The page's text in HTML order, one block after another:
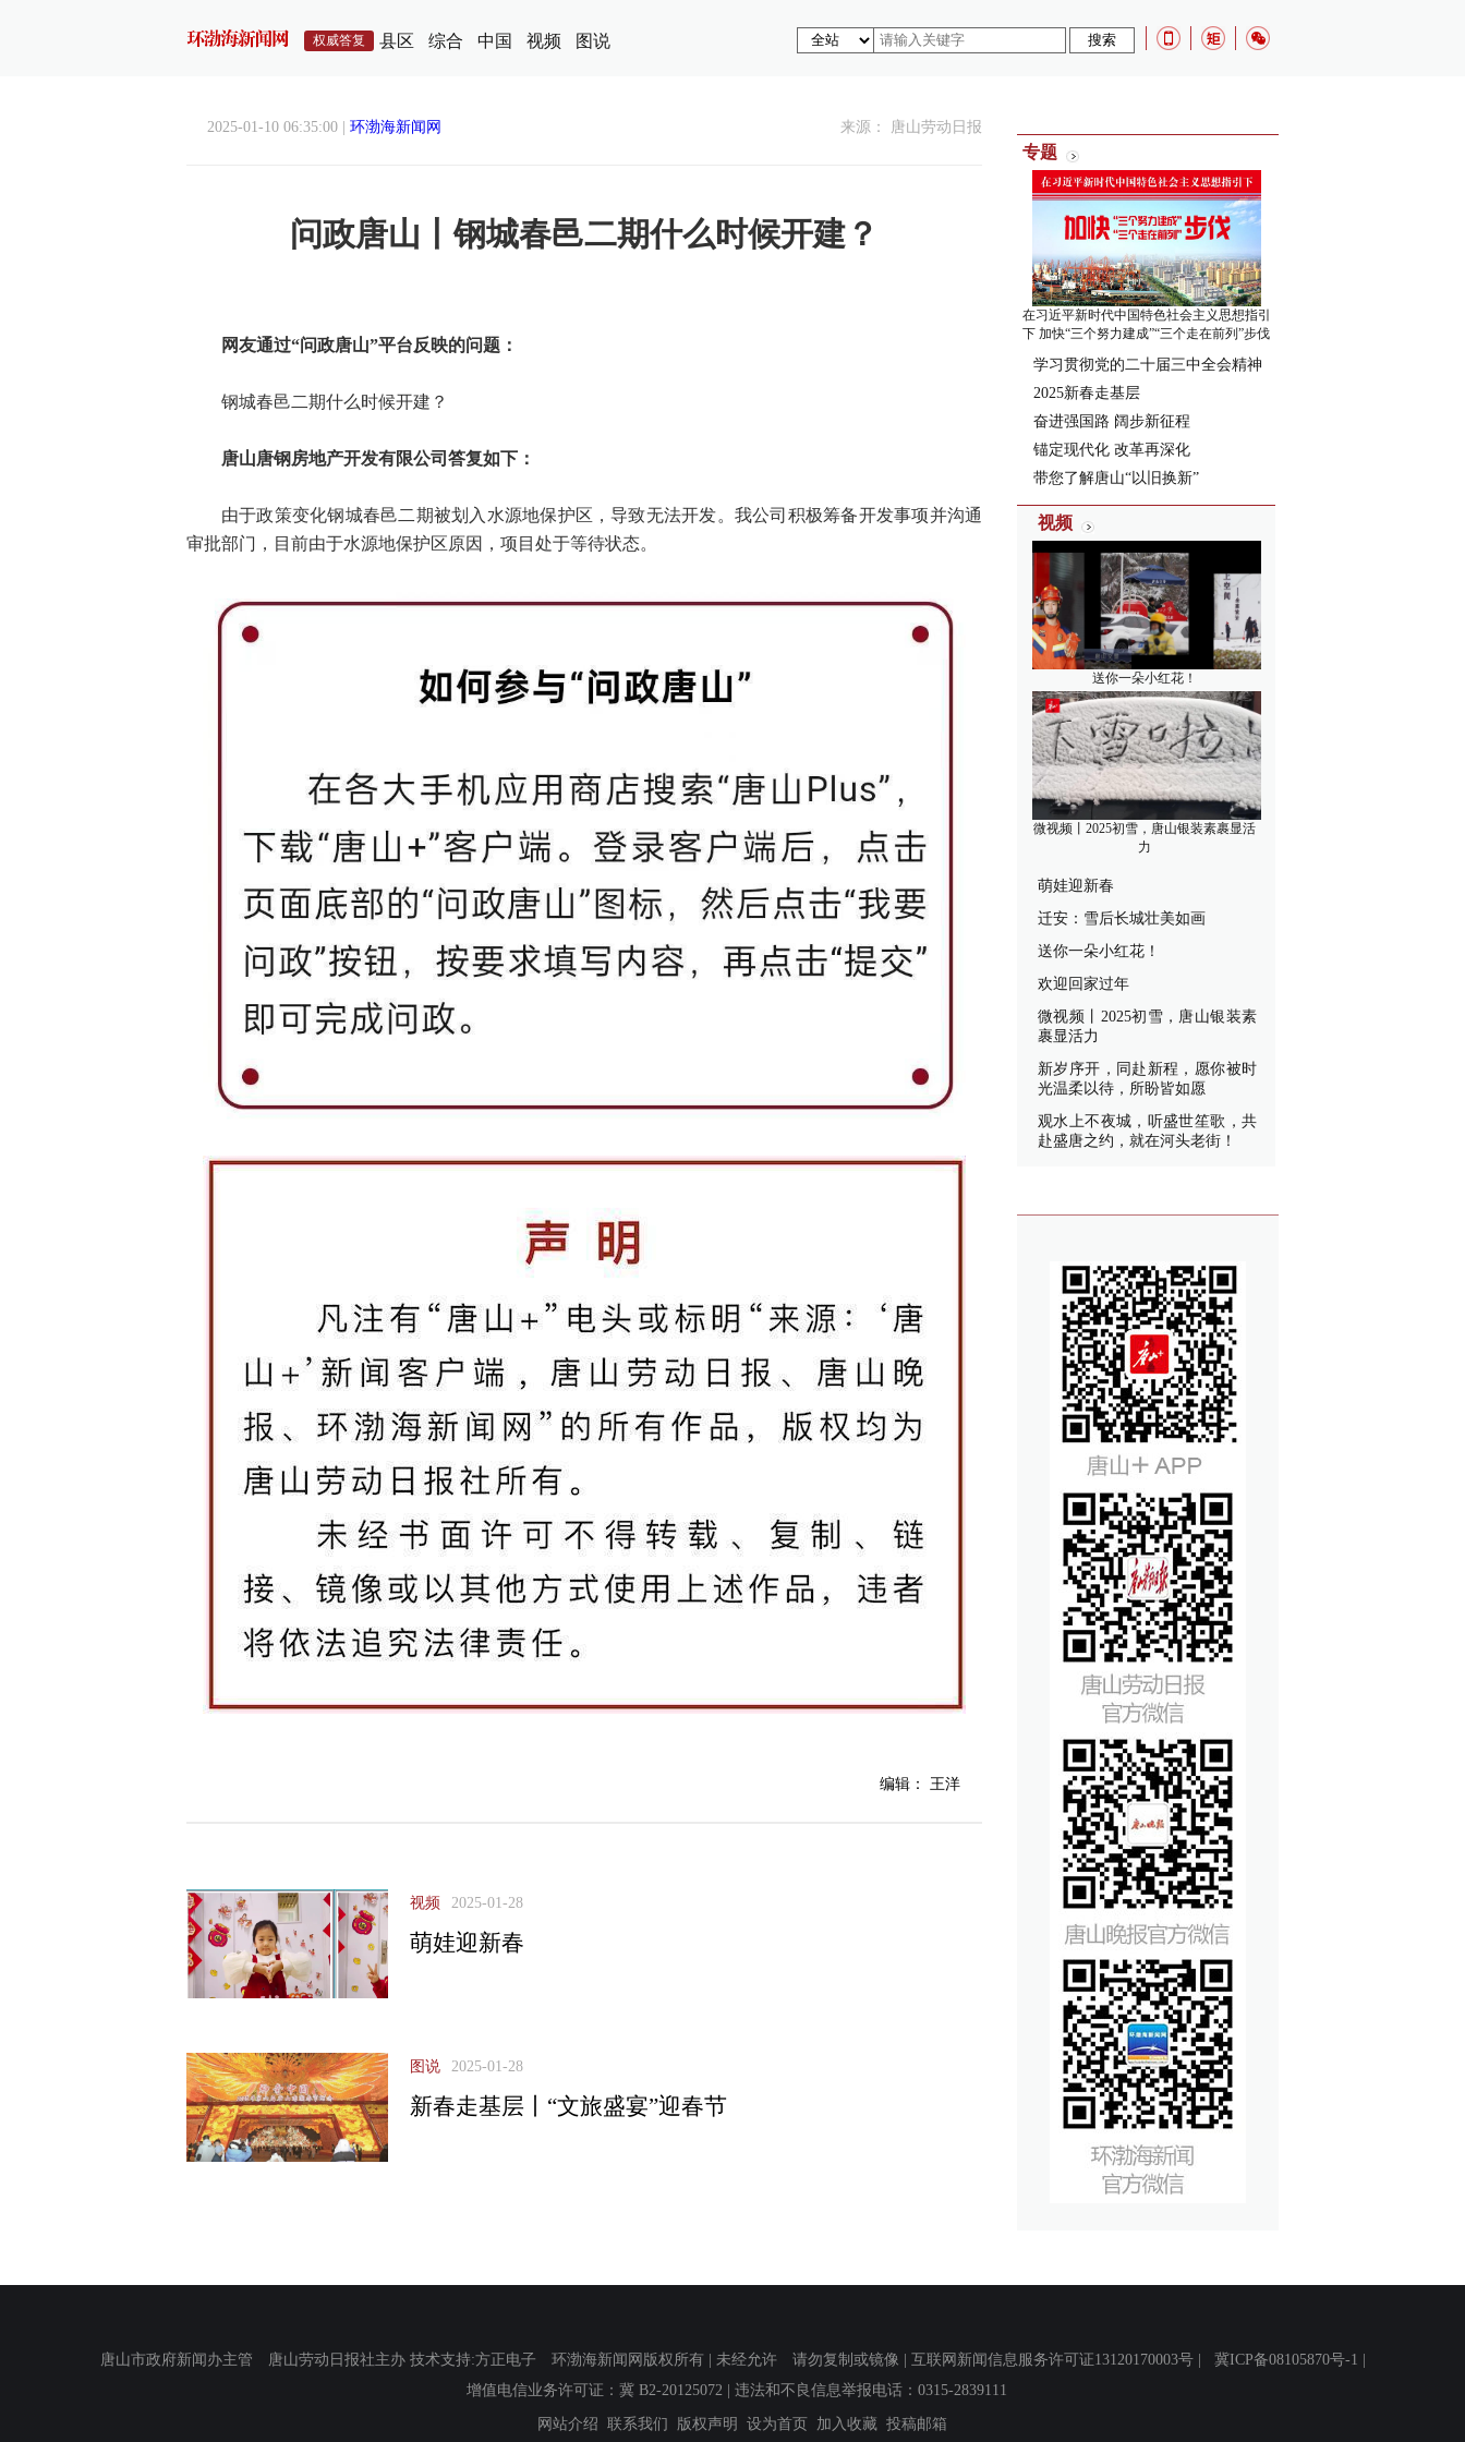
权威答复 县区 综合 中国 视频 图说
2025-01-10 06:35:00 | 环渤海新闻网 来源： 唐山劳动日报
问政唐山丨钢城春邑二期什么时候开建？
网友通过“问政唐山”平台反映的问题：
钢城春邑二期什么时候开建？
唐山唐钢房地产开发有限公司答复如下：
由于政策变化钢城春邑二期被划入水源地保护区，导致无法开发。我公司积极筹备开发事项并沟通
审批部门，目前由于水源地保护区原因，项目处于等待状态。
编辑： 王洋
视频 2025-01-28
萌娃迎新春
图说 2025-01-28
新春走基层丨“文旅盛宴”迎春节
专题
在习近平新时代中国特色社会主义思想指引
下 加快“三个努力建成”“三个走在前列”步伐
学习贯彻党的二十届三中全会精神
2025新春走基层
奋进强国路 阔步新征程
锚定现代化 改革再深化
带您了解唐山“以旧换新”
视频
送你一朵小红花！
微视频丨2025初雪，唐山银装素裹显活
力
萌娃迎新春
迁安：雪后长城壮美如画
送你一朵小红花！
欢迎回家过年
微视频丨2025初雪，唐山银装素
裹显活力
新岁序开，同赴新程，愿你被时
光温柔以待，所盼皆如愿
观水上不夜城，听盛世笙歌，共
赴盛唐之约，就在河头老街！
唐山市政府新闻办主管 唐山劳动日报社主办 技术支持:方正电子 环渤海新闻网版权所有 | 未经允许 请勿复制或镜像 | 互联网新闻信息服务许可证13120170003号 | 冀ICP备08105870号-1
增值电信业务许可证：冀 B2-20125072 | 违法和不良信息举报电话：0315-2839111
网站介绍 联系我们 版权声明 设为首页 加入收藏 投稿邮箱